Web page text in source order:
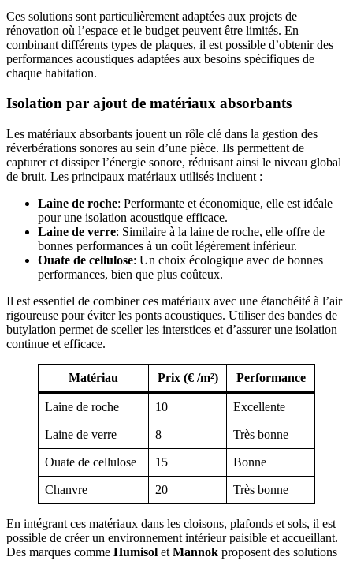
Ces solutions sont particulièrement adaptées aux projets de
rénovation où l’espace et le budget peuvent être limités. En
combinant différents types de plaques, il est possible d’obtenir des
performances acoustiques adaptées aux besoins spécifiques de
chaque habitation.
Isolation par ajout de matériaux absorbants
Les matériaux absorbants jouent un rôle clé dans la gestion des
réverbérations sonores au sein d’une pièce. Ils permettent de
capturer et dissiper l’énergie sonore, réduisant ainsi le niveau global
de bruit. Les principaux matériaux utilisés incluent :
Laine de roche: Performante et économique, elle est idéale
pour une isolation acoustique efficace.
Laine de verre: Similaire à la laine de roche, elle offre de
bonnes performances à un coût légèrement inférieur.
Ouate de cellulose: Un choix écologique avec de bonnes
performances, bien que plus coûteux.
Il est essentiel de combiner ces matériaux avec une étanchéité à l’air
rigoureuse pour éviter les ponts acoustiques. Utiliser des bandes de
butylation permet de sceller les interstices et d’assurer une isolation
continue et efficace.
Matériau Prix (€ /m²) Performance
Laine de roche 10 Excellente
Laine de verre 8 Très bonne
Ouate de cellulose 15 Bonne
Chanvre 20 Très bonne
En intégrant ces matériaux dans les cloisons, plafonds et sols, il est
possible de créer un environnement intérieur paisible et accueillant.
Des marques comme Humisol et Mannok proposent des solutions